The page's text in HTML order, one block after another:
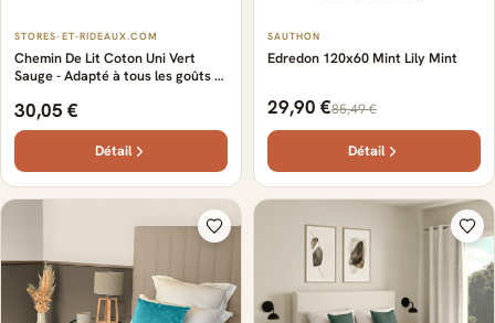
STORES-ET-RIDEAUX.COM
Chemin De Lit Coton Uni Vert
Sauge - Adapté à tous les goûts -
couleurs modernes - Doux et
confortable - Élégant
30,05 €
Détail
SAUTHON
Edredon 120x60 Mint Lily Mint
29,90 €85,49 €
Détail